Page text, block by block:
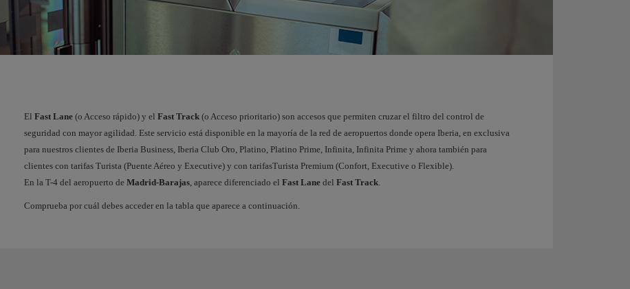
El Fast Lane (o Acceso rápido) y el Fast Track (o Acceso prioritario) son accesos que permiten cruzar el filtro del control de
seguridad con mayor agilidad. Este servicio está disponible en la mayoría de la red de aeropuertos donde opera Iberia, en exclusiva
para nuestros clientes de Iberia Business, Iberia Club Oro, Platino, Platino Prime, Infinita, Infinita Prime y ahora también para
clientes con tarifas Turista (Puente Aéreo y Executive) y con tarifasTurista Premium (Confort, Executive o Flexible).
En la T-4 del aeropuerto de Madrid-Barajas, aparece diferenciado el Fast Lane del Fast Track.
Comprueba por cuál debes acceder en la tabla que aparece a continuación.